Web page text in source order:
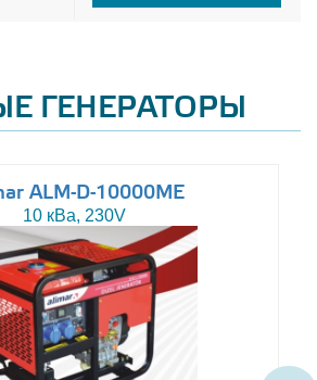
ГЕНЕРАТОРЫ
ALM-D-10000ME
10 кВа, 230V